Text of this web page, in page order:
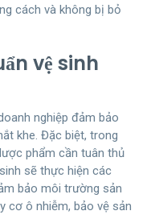
cách và không bị bỏ
vệ sinh
nghiệp đảm bảo
khe. Đặc biệt, trong
phẩm cần tuân thủ
sẽ thực hiện các
bảo môi trường sản
cơ ô nhiễm, bảo vệ sản